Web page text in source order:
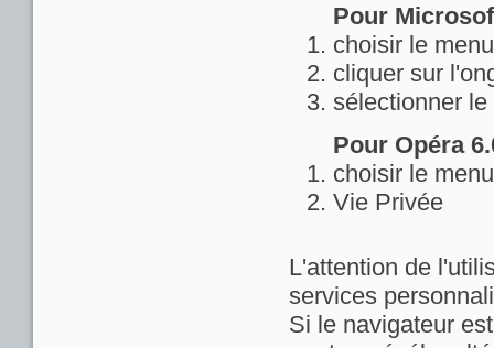
Pour
choisir le
cliquer sur
sélectionner
Pour Opéra
choisir le
Vie Privée
L'attention de
services
Si le navigateur